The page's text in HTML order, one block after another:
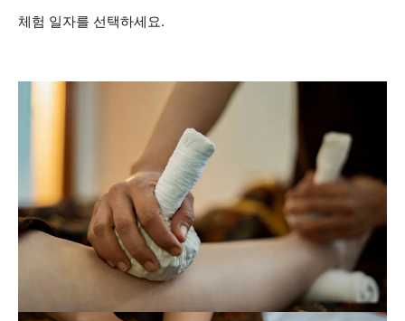
체험 일자를 선택하세요.